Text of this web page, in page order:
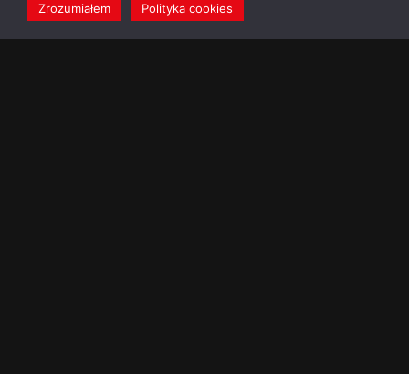
Zrozumiałem
Polityka cookies